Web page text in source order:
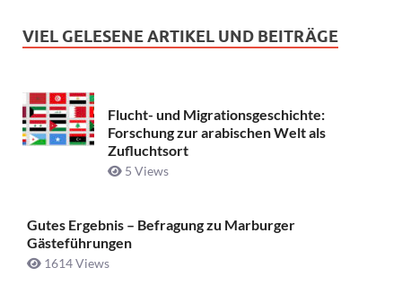
VIEL GELESENE ARTIKEL UND BEITRÄGE
Flucht- und Migrationsgeschichte:
Forschung zur arabischen Welt als
Zufluchtsort
5 Views
Gutes Ergebnis – Befragung zu Marburger
Gästeführungen
1614 Views